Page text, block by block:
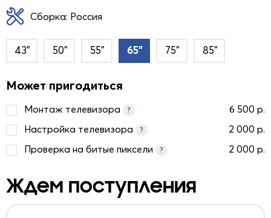
Сборка: Россия
43" 50" 55" 65" 75" 85"
Может пригодиться
Монтаж телевизора ?
6 500 р.
Настройка телевизора
?
2 000 р.
Проверка на битые пиксели
? 2 000 р.
Ждем поступления